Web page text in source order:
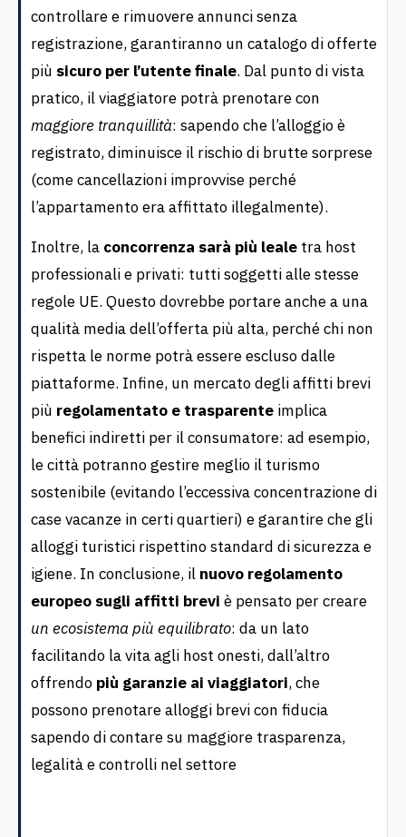
controllare e rimuovere annunci senza
registrazione, garantiranno un catalogo di offerte
più sicuro per l’utente finale. Dal punto di vista
pratico, il viaggiatore potrà prenotare con
maggiore tranquillità: sapendo che l’alloggio è
registrato, diminuisce il rischio di brutte sorprese
(come cancellazioni improvvise perché
l’appartamento era affittato illegalmente).
Inoltre, la concorrenza sarà più leale tra host
professionali e privati: tutti soggetti alle stesse
regole UE. Questo dovrebbe portare anche a una
qualità media dell’offerta più alta, perché chi non
rispetta le norme potrà essere escluso dalle
piattaforme. Infine, un mercato degli affitti brevi
più regolamentato e trasparente implica
benefici indiretti per il consumatore: ad esempio,
le città potranno gestire meglio il turismo
sostenibile (evitando l’eccessiva concentrazione di
case vacanze in certi quartieri) e garantire che gli
alloggi turistici rispettino standard di sicurezza e
igiene. In conclusione, il nuovo regolamento
europeo sugli affitti brevi è pensato per creare
un ecosistema più equilibrato: da un lato
facilitando la vita agli host onesti, dall’altro
offrendo più garanzie ai viaggiatori, che
possono prenotare alloggi brevi con fiducia
sapendo di contare su maggiore trasparenza,
legalità e controlli nel settore